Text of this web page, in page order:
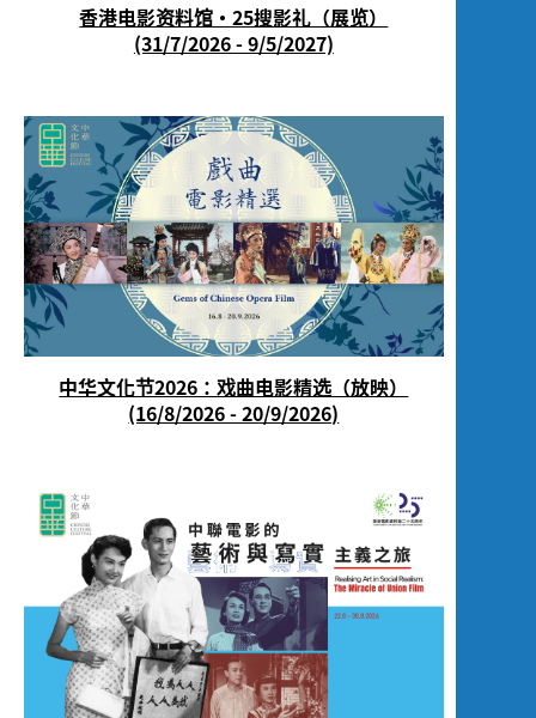
香港电影资料馆‧25搜影礼（展览）
(31/7/2026 - 9/5/2027)
中华文化节2026：戏曲电影精选（放映）
(16/8/2026 - 20/9/2026)